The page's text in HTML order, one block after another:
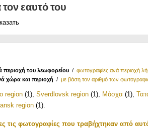
εαυτό του
περιοχή του λεωφορείου / φωτογραφίες ανά περιοχή
χώρα και περιοχή / με βάση τον αριθμό των
region (1), Sverdlovsk region (1), Μόσχα (1),
region (1).
τις φωτογραφίες που τραβήχτηκαν από